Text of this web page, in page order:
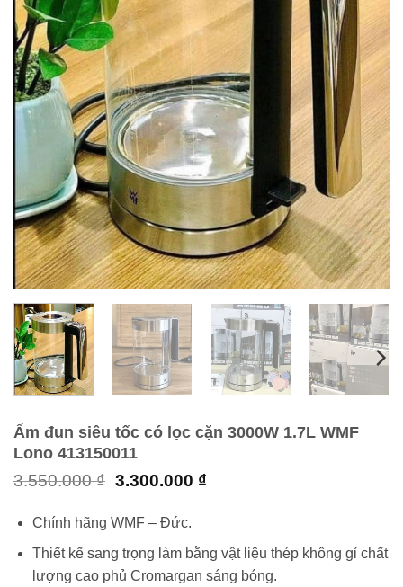
Ấm đun siêu tốc có lọc cặn 3000W 1.7L ‎WMF
Lono 413150011
3.550.000₫ Giá
là:
3.550.000 ₫.
3.300.000 ₫Giá
3.300.000 ₫.
Chính hãng WMF – Đức.
Thiết kế sang trọng làm bằng vật liệu thép không gỉ chất
lượng cao phủ Cromargan sáng bóng.